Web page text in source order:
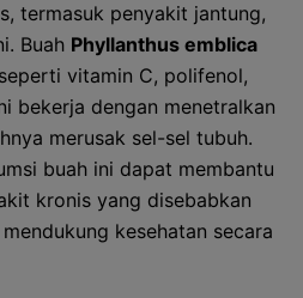
termasuk penyakit jantung,
Buah Phyllanthus emblica
vitamin C, polifenol,
bekerja dengan menetralkan
merusak sel-sel tubuh.
buah ini dapat membantu
kronis yang disebabkan
kesehatan secara